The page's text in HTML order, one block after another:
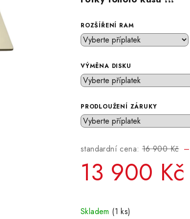
ROZŠÍŘENÍ RAM
VÝMĚNA DISKU
PRODLOUŽENÍ ZÁRUKY
standardní cena: 16 900 Kč
13 900 Kč
cena:
Skladem (1 ks)